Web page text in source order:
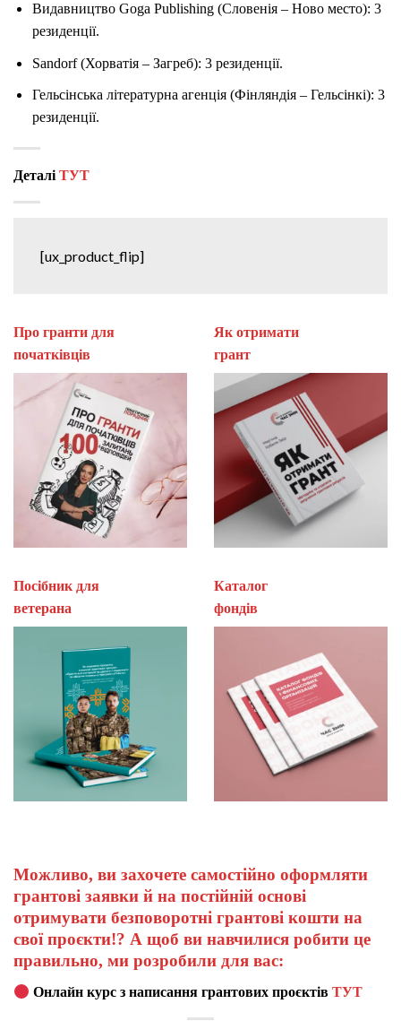
Видавництво Goga Publishing (Словенія – Ново место): 3
резиденції.
Sandorf (Хорватія – Загреб): 3 резиденції.
Гельсінська літературна агенція (Фінляндія – Гельсінкі): 3
резиденції.
Деталі ТУТ
[ux_product_flip]
Про гранти для
початківців
Як отримати
Посібник для
ветерана
Каталог
Можливо, ви захочете самостійно оформляти
грантові заявки й на постійній основі
отримувати безповоротні грантові кошти на
свої проєкти!? А щоб ви навчилися робити це
правильно, ми розробили для вас:
Онлайн курс з написання грантових проєктівТУТ